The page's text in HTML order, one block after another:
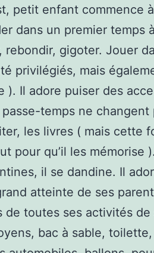
petit enfant commence
dans un premier temps
rebondir, gigoter. Jouer
privilégiés, mais
). Il adore puiser des
temps ne changent
les livres ( mais cette
pour qu’il les mémorise
il se dandine. Il
atteinte de ses
de toutes ses activités de
bac à sable,